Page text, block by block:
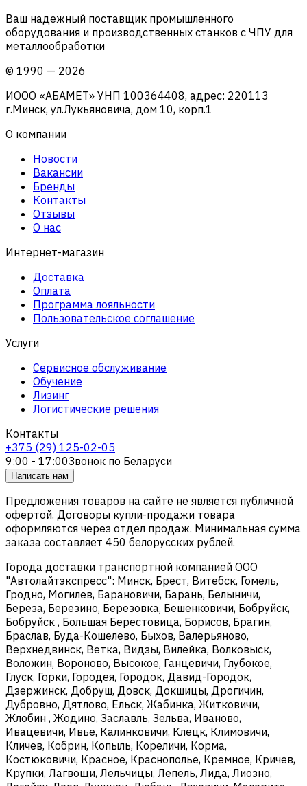
Ваш надежный поставщик промышленного
оборудования и производственных станков с ЧПУ для
металлообработки
© 1990 — 2026
ИООО «АБАМЕТ» УНП 100364408, адрес: 220113
г.Минск, ул.Лукьяновича, дом 10, корп.1
О компании
Новости
Вакансии
Бренды
Контакты
Отзывы
О нас
Интернет-магазин
Доставка
Оплата
Программа лояльности
Пользовательское соглашение
Услуги
Сервисное обслуживание
Обучение
Лизинг
Логистические решения
Контакты
+375 (29) 125-02-05
9:00 - 17:00Звонок по Беларуси
Написать нам
Предложения товаров на сайте не является публичной
офертой. Договоры купли-продажи товара
оформляются через отдел продаж. Минимальная сумма
заказа составляет 450 белорусских рублей.
Города доставки транспортной компанией ООО
"Автолайтэкспресс": Минск, Брест, Витебск, Гомель,
Гродно, Могилев, Барановичи, Барань, Белыничи,
Береза, Березино, Березовка, Бешенковичи, Бобруйск,
Бобруйск , Большая Берестовица, Борисов, Брагин,
Браслав, Буда-Кошелево, Быхов, Валерьяново,
Верхнедвинск, Ветка, Видзы, Вилейка, Волковыск,
Воложин, Вороново, Высокое, Ганцевичи, Глубокое,
Глуск, Горки, Городея, Городок, Давид-Городок,
Дзержинск, Добруш, Довск, Докшицы, Дрогичин,
Дубровно, Дятлово, Ельск, Жабинка, Житковичи,
Жлобин , Жодино, Заславль, Зельва, Иваново,
Ивацевичи, Ивье, Калинковичи, Клецк, Климовичи,
Кличев, Кобрин, Копыль, Кореличи, Корма,
Костюковичи, Красное, Краснополье, Кремное, Кричев,
Крупки, Лагвощи, Лельчицы, Лепель, Лида, Лиозно,